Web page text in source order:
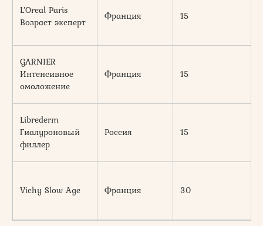
L’Oreal Paris
Возраст эксперт
Франция 15
GARNIER
Интенсивное
омоложение
Франция 15
Librederm
Гиалуроновый
филлер
Россия 15
Vichy Slow Age Франция 30